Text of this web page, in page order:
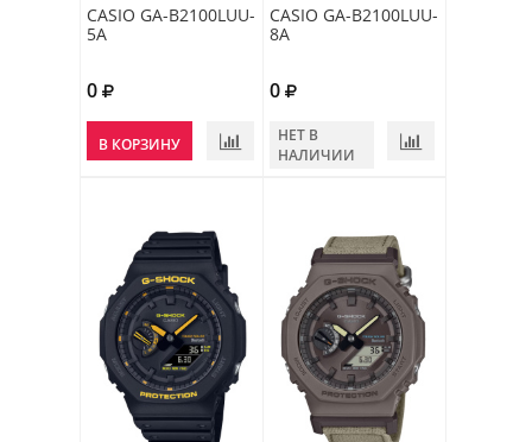
CASIO GA-B2100LUU-
5A
0
В КОРЗИНУ
CASIO GA-B2100LUU-
8A
0
НЕТ В
НАЛИЧИИ